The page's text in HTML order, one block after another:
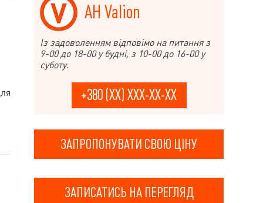
АН Valion
Із задоволенням відповімо на питання з
9-00 до 18-00 у будні, з 10-00 до 16-00 у
суботу.
+380 (XX) XXX-XX-XX
ЗАПРОПОНУВАТИ СВОЮ ЦІНУ
ЗАПИСАТИСЬ НА ПЕРЕГЛЯД